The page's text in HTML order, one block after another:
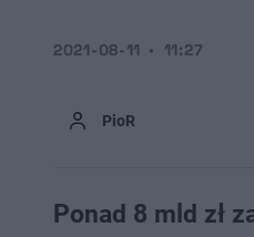
PioR
2021-08-11 11:27
Ponad 8 mld zł